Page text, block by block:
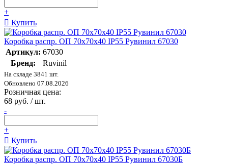
+
Купить
Коробка распр. ОП 70х70х40 IP55 Рувинил 67030
Артикул: 67030
Бренд:
Ruvinil
На складе 3841 шт.
Обновлено 07.08.2026
Розничная цена:
68 руб. / шт.
-
+
Купить
Коробка распр. ОП 70х70х40 IP55 Рувинил 67030Б